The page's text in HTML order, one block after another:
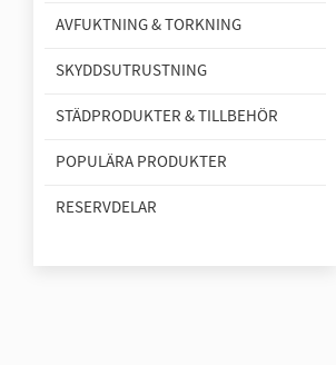
AVFUKTNING & TORKNING
SKYDDSUTRUSTNING
STÄDPRODUKTER & TILLBEHÖR
POPULÄRA PRODUKTER
RESERVDELAR